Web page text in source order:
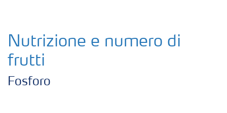
Fogliari
Nutrizione e numero di
frutti
Fosforo